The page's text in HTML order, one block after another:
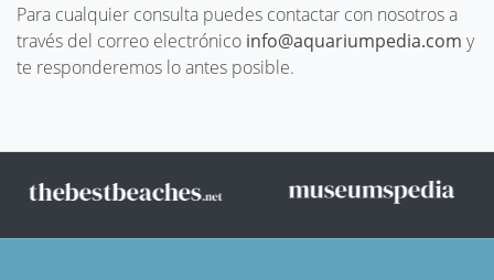
Para cualquier consulta puedes contactar con nosotros a
través del correo electrónico info@aquariumpedia.com y
te responderemos lo antes posible.